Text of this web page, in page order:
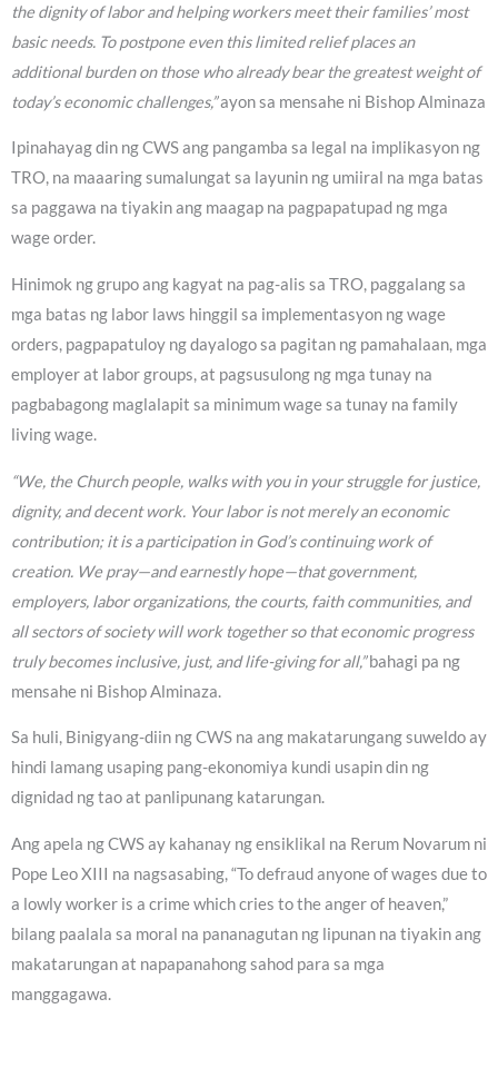
the dignity of labor and helping workers meet their families’ most
basic needs. To postpone even this limited relief places an
additional burden on those who already bear the greatest weight of
today’s economic challenges,”ayon sa mensahe ni Bishop Alminaza
Ipinahayag din ng CWS ang pangamba sa legal na implikasyon ng
TRO, na maaaring sumalungat sa layunin ng umiiral na mga batas
sa paggawa na tiyakin ang maagap na pagpapatupad ng mga
wage order.
Hinimok ng grupo ang kagyat na pag-alis sa TRO, paggalang sa
mga batas ng labor laws hinggil sa implementasyon ng wage
orders, pagpapatuloy ng dayalogo sa pagitan ng pamahalaan, mga
employer at labor groups, at pagsusulong ng mga tunay na
pagbabagong maglalapit sa minimum wage sa tunay na family
living wage.
“We, the Church people, walks with you in your struggle for justice,
dignity, and decent work. Your labor is not merely an economic
contribution; it is a participation in God’s continuing work of
creation. We pray—and earnestly hope—that government,
employers, labor organizations, the courts, faith communities, and
all sectors of society will work together so that economic progress
truly becomes inclusive, just, and life-giving for all,”bahagi pa ng
mensahe ni Bishop Alminaza.
Sa huli, Binigyang-diin ng CWS na ang makatarungang suweldo ay
hindi lamang usaping pang-ekonomiya kundi usapin din ng
dignidad ng tao at panlipunang katarungan.
Ang apela ng CWS ay kahanay ng ensiklikal na Rerum Novarum ni
Pope Leo XIII na nagsasabing, “To defraud anyone of wages due to
a lowly worker is a crime which cries to the anger of heaven,”
bilang paalala sa moral na pananagutan ng lipunan na tiyakin ang
makatarungan at napapanahong sahod para sa mga
manggagawa.